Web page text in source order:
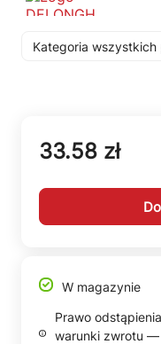
Kategoria
33.58 zł
W magazynie
Prawo
warunki zwrotu